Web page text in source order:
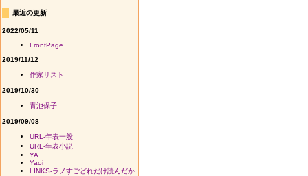
最近の更新
2022/05/11
FrontPage
2019/11/12
作家リスト
2019/10/30
青池保子
2019/09/08
URL-年表一般
URL-年表小説
YA
Yaoi
LINKS-ラノすごどれだけ読んだか